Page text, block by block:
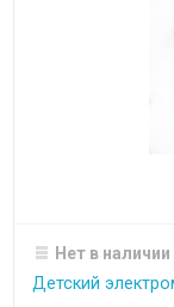
Нет в наличии
Детский